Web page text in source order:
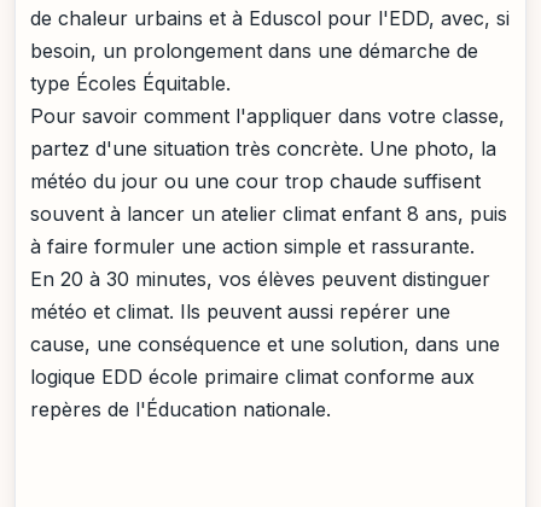
de chaleur urbains et à Eduscol pour l'EDD, avec, si
besoin, un prolongement dans une démarche de
type Écoles Équitable.
Pour savoir comment l'appliquer dans votre classe,
partez d'une situation très concrète. Une photo, la
météo du jour ou une cour trop chaude suffisent
souvent à lancer un atelier climat enfant 8 ans, puis
à faire formuler une action simple et rassurante.
En 20 à 30 minutes, vos élèves peuvent distinguer
météo et climat. Ils peuvent aussi repérer une
cause, une conséquence et une solution, dans une
logique EDD école primaire climat conforme aux
repères de l'Éducation nationale.